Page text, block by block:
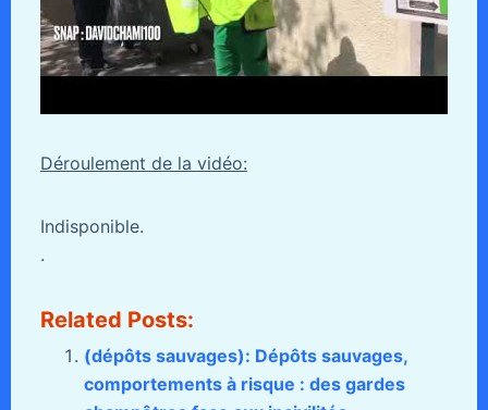
Déroulement de la vidéo:
Indisponible.
.
Related Posts:
(dépôts sauvages): Dépôts sauvages,
comportements à risque : des gardes